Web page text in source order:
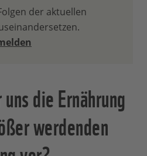
der aktuellen
die Ernährung
werdenden